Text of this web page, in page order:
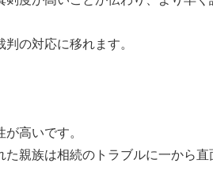
の対応に移れます。
高いです。
親族は相続のトラブルに一から直